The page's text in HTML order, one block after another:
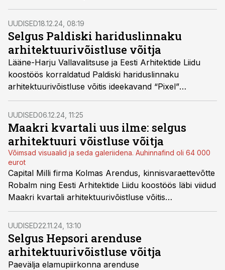
Neljast osalenud arhitektuuribüroost valiti võitjaks
Pluss Arhitektid OÜ.
UUDISED18.12.24, 08:19
Selgus Paldiski hariduslinnaku
arhitektuurivõistluse võitja
Lääne-Harju Vallavalitsuse ja Eesti Arhitektide Liidu
koostöös korraldatud Paldiski hariduslinnaku
arhitektuurivõistluse võitis ideekavand “Pixel”
arhitektuuribüroolt Pluss Arhitektid. Linnakus
hakkavad tulevikus paiknema kaks kooli – Paldiski
Vene Põhikool ja Paldiski Ühisgümnaasium.
UUDISED06.12.24, 11:25
Maakri kvartali uus ilme: selgus
arhitektuuri võistluse võitja
Võimsad visuaalid ja seda galeriidena. Auhinnafind oli 64 000
eurot
Capital Milli firma Kolmas Arendus, kinnisvaraettevõtte
Robalm ning Eesti Arhitektide Liidu koostöös läbi viidud
Maakri kvartali arhitektuurivõistluse võitis
arhitektuuribüroo Molumba võistlustöö „Trinity“.
UUDISED22.11.24, 13:10
Selgus Hepsori arenduse
arhitektuurivõistluse võitja
Paevälja elamupiirkonna arenduse